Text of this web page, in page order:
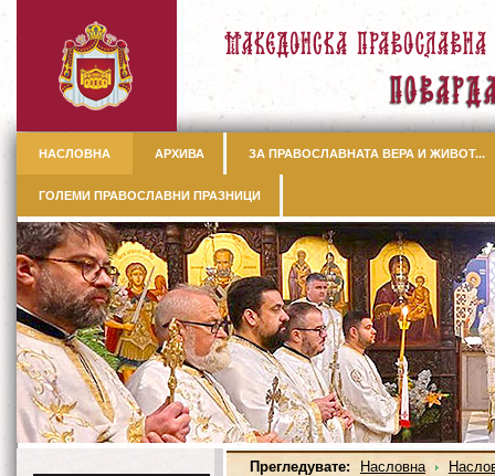
НАСЛОВНА АРХИВА ЗА ПРАВОСЛАВНАТА ВЕРА И ЖИВОТ...
ГОЛЕМИ ПРАВОСЛАВНИ ПРАЗНИЦИ
Прегледувате: Насловна